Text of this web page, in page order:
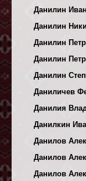
Данилин
Данилин
Данилин
Данилин Петр
Данилин
Даниличев
Данилия
Данилкин
Данилов
Данилов
Данилов